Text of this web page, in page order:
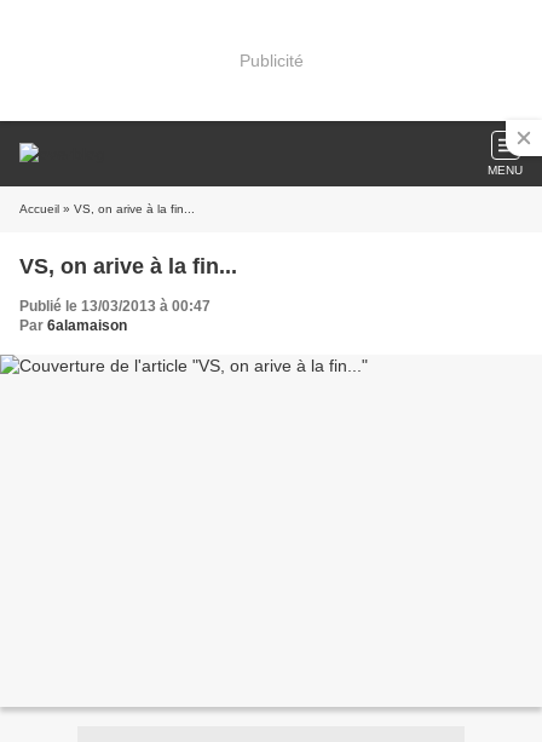
Publicité
MENU
Accueil » VS, on arive à la fin...
VS, on arive à la fin...
Publié le 13/03/2013 à 00:47
Par 6alamaison